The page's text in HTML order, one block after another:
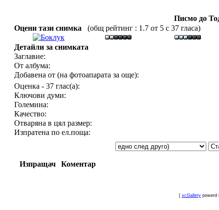
Писмо до
Оцени тази снимка
(общ рейтинг : 1.7 от 5 с 37 гласа)
Детайли за снимката
Заглавие:
От албума:
Добавена от (на фотоапарата за още):
Оценка - 37 глас(а):
Ключови думи:
Големина:
Качество:
Отваряна в цял размер:
Изпратена по ел.поща:
Изпращач Коментар
[ xcGallery